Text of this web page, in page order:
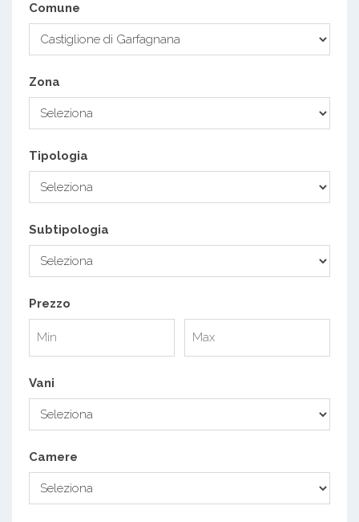
Comune
Zona
Tipologia
Subtipologia
Prezzo
Vani
Camere